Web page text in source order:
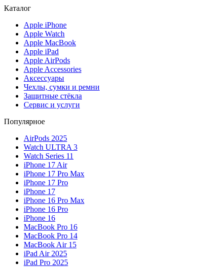
Каталог
Apple iPhone
Apple Watch
Apple MacBook
Apple iPad
Apple AirPods
Apple Accessories
Аксессуары
Чехлы, сумки и ремни
Защитные стёкла
Сервис и услуги
Популярное
AirPods 2025
Watch ULTRA 3
Watch Series 11
iPhone 17 Air
iPhone 17 Pro Max
iPhone 17 Pro
iPhone 17
iPhone 16 Pro Max
iPhone 16 Pro
iPhone 16
MacBook Pro 16
MacBook Pro 14
MacBook Air 15
iPad Air 2025
iPad Pro 2025